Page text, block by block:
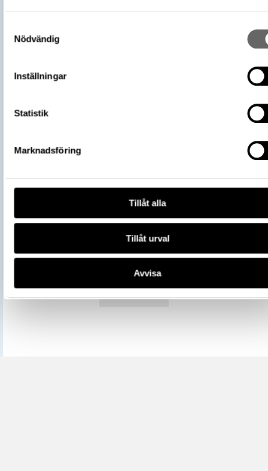
Nödvändig
Inställningar
Statistik
Marknadsföring
Tillåt alla
Tillåt urval
Avvisa
Plats: Sigsarve, Fornlämning:
Socken: Hejde socken, Kommun:
kommun, Landskap: Gotland, Land:
Arkeologisk kontext
Del av
https://samlingar.shm.se/object/
Kopiera URI
All textinformation (metadata) på denna sida är fri att använda
Mer information om licenser hos Statens historiska museer.